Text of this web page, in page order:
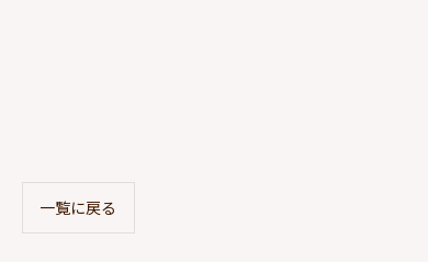
一覧に戻る